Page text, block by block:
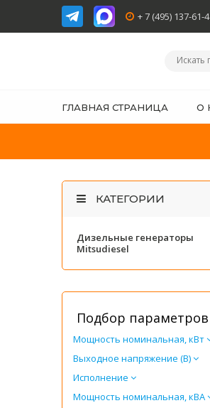
+ 7 (495) 137-
ГЛАВНАЯ СТРАНИЦА О
КАТЕГОРИИ
Дизельные генераторы
Mitsudiesel
Подбор параметров
Мощность номинальная, кВт
Выходное напряжение (В)
Исполнение
Мощность номинальная, кВА